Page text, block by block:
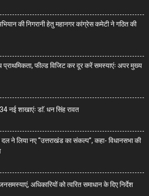
की निगरानी हेतु महानगर कांग्रेस कमेटी ने गठित की
प्राथमिकता, फील्ड विजिट कर दूर करें समस्याएंः अपर मुख्य
नई शाखाएंः डाॅ. धन सिंह रावत
ने लिया नए “उत्तराखंड का संकल्प”, कहा- विधानसभा की
अधिकारियों को त्वरित समाधान के दिए निर्देश